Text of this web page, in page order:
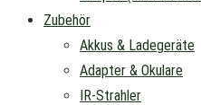
Zubehör
Akkus & Ladegeräte
Adapter & Okulare
IR-Strahler